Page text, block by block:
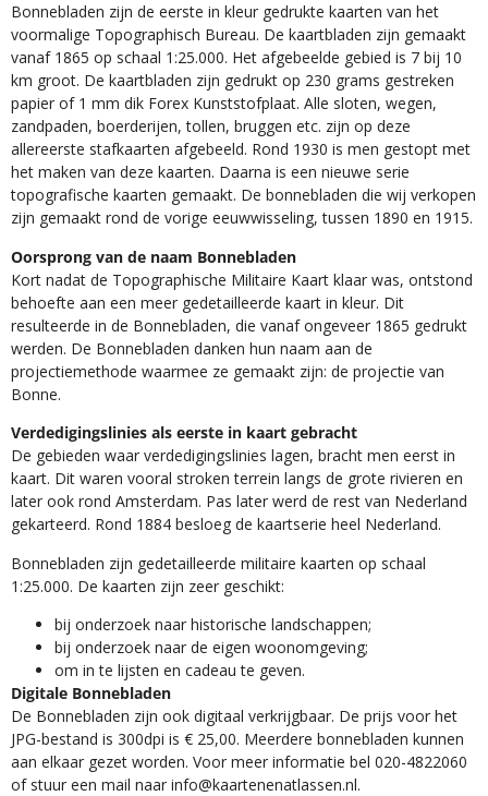
Bonnebladen zijn de eerste in kleur gedrukte kaarten van het
voormalige Topographisch Bureau. De kaartbladen zijn gemaakt
vanaf 1865 op schaal 1:25.000. Het afgebeelde gebied is 7 bij 10
km groot. De kaartbladen zijn gedrukt op 230 grams gestreken
papier of 1 mm dik Forex Kunststofplaat. Alle sloten, wegen,
zandpaden, boerderijen, tollen, bruggen etc. zijn op deze
allereerste stafkaarten afgebeeld. Rond 1930 is men gestopt met
het maken van deze kaarten. Daarna is een nieuwe serie
topografische kaarten gemaakt. De bonnebladen die wij verkopen
zijn gemaakt rond de vorige eeuwwisseling, tussen 1890 en 1915.
Oorsprong van de naam Bonnebladen
Kort nadat de Topographische Militaire Kaart klaar was, ontstond
behoefte aan een meer gedetailleerde kaart in kleur. Dit
resulteerde in de Bonnebladen, die vanaf ongeveer 1865 gedrukt
werden. De Bonnebladen danken hun naam aan de
projectiemethode waarmee ze gemaakt zijn: de projectie van
Bonne.
Verdedigingslinies als eerste in kaart gebracht
De gebieden waar verdedigingslinies lagen, bracht men eerst in
kaart. Dit waren vooral stroken terrein langs de grote rivieren en
later ook rond Amsterdam. Pas later werd de rest van Nederland
gekarteerd. Rond 1884 besloeg de kaartserie heel Nederland.
Bonnebladen zijn gedetailleerde militaire kaarten op schaal
1:25.000. De kaarten zijn zeer geschikt:​
​bij onderzoek naar historische landschappen;
bij onderzoek naar de eigen woonomgeving;
om in te lijsten en cadeau te geven.
Digitale Bonnebladen
De Bonnebladen zijn ook digitaal verkrijgbaar. De prijs voor het
JPG-bestand is 300dpi is € 25,00. Meerdere bonnebladen kunnen
aan elkaar gezet worden. Voor meer informatie bel 020-4822060
of stuur een mail naar info@kaartenenatlassen.nl.